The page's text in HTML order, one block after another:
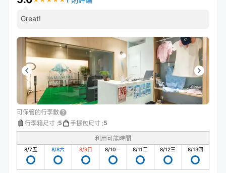
Great!
可保管的行李數
行李箱尺寸 :5 手提包尺寸 :5
利用可能時間
8/7五 8/8六 8/9日 8/10一 8/11二 8/12三 8/13四